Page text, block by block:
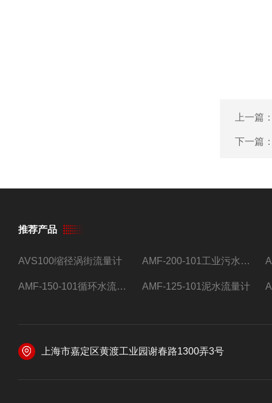
上一篇
下一篇
推荐产品
AVS100缩径涡街流量计 AMF-200-101工业污水流量计
AMF-150-101循环水流量计,电磁流量计 AMF-125-101泥水流量计
上海市嘉定区黄渡工业园谢春路1300弄3号